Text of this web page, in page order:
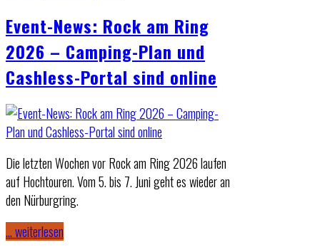
Event-News: Rock am Ring
2026 – Camping-Plan und
Cashless-Portal sind online
Die letzten Wochen vor Rock am Ring 2026 laufen
auf Hochtouren. Vom 5. bis 7. Juni geht es wieder an
den Nürburgring.
… weiterlesen